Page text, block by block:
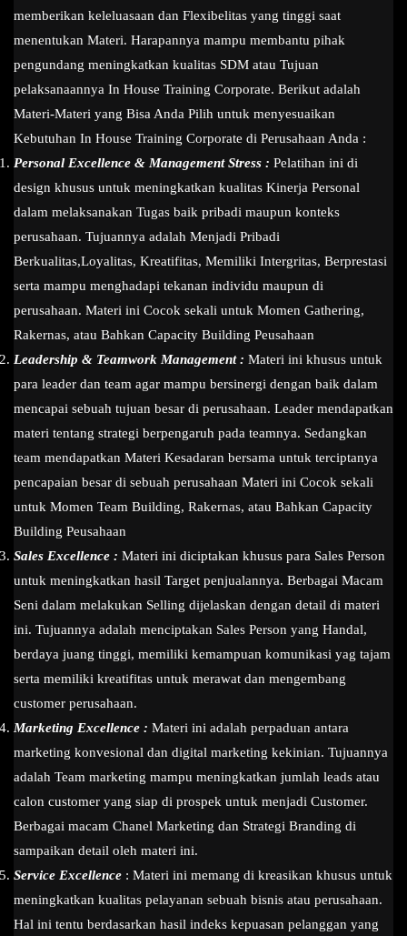
memberikan keleluasaan dan Flexibelitas yang tinggi saat
menentukan Materi. Harapannya mampu membantu pihak
pengundang meningkatkan kualitas SDM atau Tujuan
pelaksanaannya In House Training Corporate. Berikut adalah
Materi-Materi yang Bisa Anda Pilih untuk menyesuaikan
Kebutuhan In House Training Corporate di Perusahaan Anda :
Personal Excellence & Management Stress : Pelatihan ini di
design khusus untuk meningkatkan kualitas Kinerja Personal
dalam melaksanakan Tugas baik pribadi maupun konteks
perusahaan. Tujuannya adalah Menjadi Pribadi
Berkualitas,Loyalitas, Kreatifitas, Memiliki Intergritas, Berprestasi
serta mampu menghadapi tekanan individu maupun di
perusahaan. Materi ini Cocok sekali untuk Momen Gathering,
Rakernas, atau Bahkan Capacity Building Peusahaan
Leadership & Teamwork Management : Materi ini khusus untuk
para leader dan team agar mampu bersinergi dengan baik dalam
mencapai sebuah tujuan besar di perusahaan. Leader mendapatkan
materi tentang strategi berpengaruh pada teamnya. Sedangkan
team mendapatkan Materi Kesadaran bersama untuk terciptanya
pencapaian besar di sebuah perusahaan Materi ini Cocok sekali
untuk Momen Team Building, Rakernas, atau Bahkan Capacity
Building Peusahaan
Sales Excellence : Materi ini diciptakan khusus para Sales Person
untuk meningkatkan hasil Target penjualannya. Berbagai Macam
Seni dalam melakukan Selling dijelaskan dengan detail di materi
ini. Tujuannya adalah menciptakan Sales Person yang Handal,
berdaya juang tinggi, memiliki kemampuan komunikasi yag tajam
serta memiliki kreatifitas untuk merawat dan mengembang
customer perusahaan.
Marketing Excellence : Materi ini adalah perpaduan antara
marketing konvesional dan digital marketing kekinian. Tujuannya
adalah Team marketing mampu meningkatkan jumlah leads atau
calon customer yang siap di prospek untuk menjadi Customer.
Berbagai macam Chanel Marketing dan Strategi Branding di
sampaikan detail oleh materi ini.
Service Excellence : Materi ini memang di kreasikan khusus untuk
meningkatkan kualitas pelayanan sebuah bisnis atau perusahaan.
Hal ini tentu berdasarkan hasil indeks kepuasan pelanggan yang